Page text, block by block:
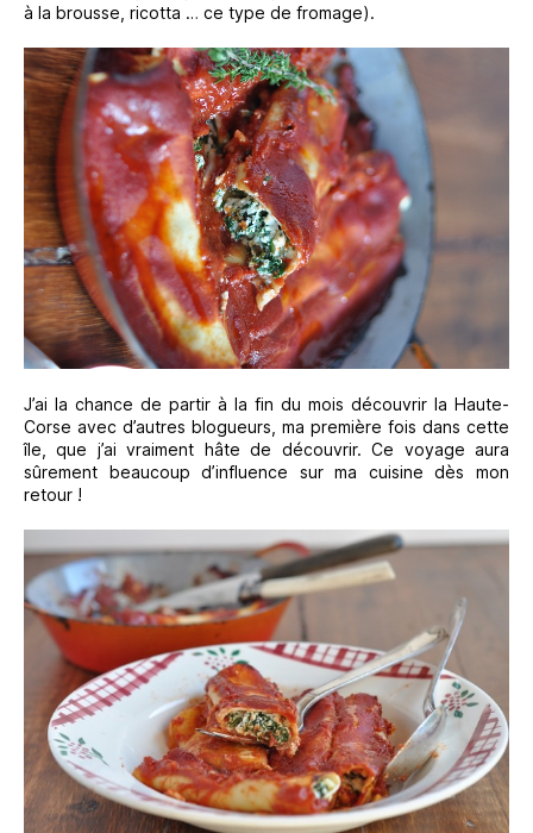
à la brousse, ricotta … ce type de fromage).
J’ai la chance de partir à la fin du mois découvrir la Haute-
Corse avec d’autres blogueurs, ma première fois dans cette
île, que j’ai vraiment hâte de découvrir. Ce voyage aura
sûrement beaucoup d’influence sur ma cuisine dès mon
retour !